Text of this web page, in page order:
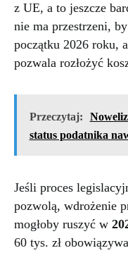
z UE, a to jeszcze
nie ma przestrzeni,
początku 2026 roku,
pozwala rozłożyć
Przeczytaj:
status podatnika
Jeśli proces
pozwolą, wdrożenie
mogłoby ruszyć w
60 tys. zł